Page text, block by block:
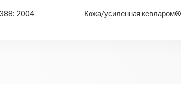
2004 Кожа/усиленная кевларом®